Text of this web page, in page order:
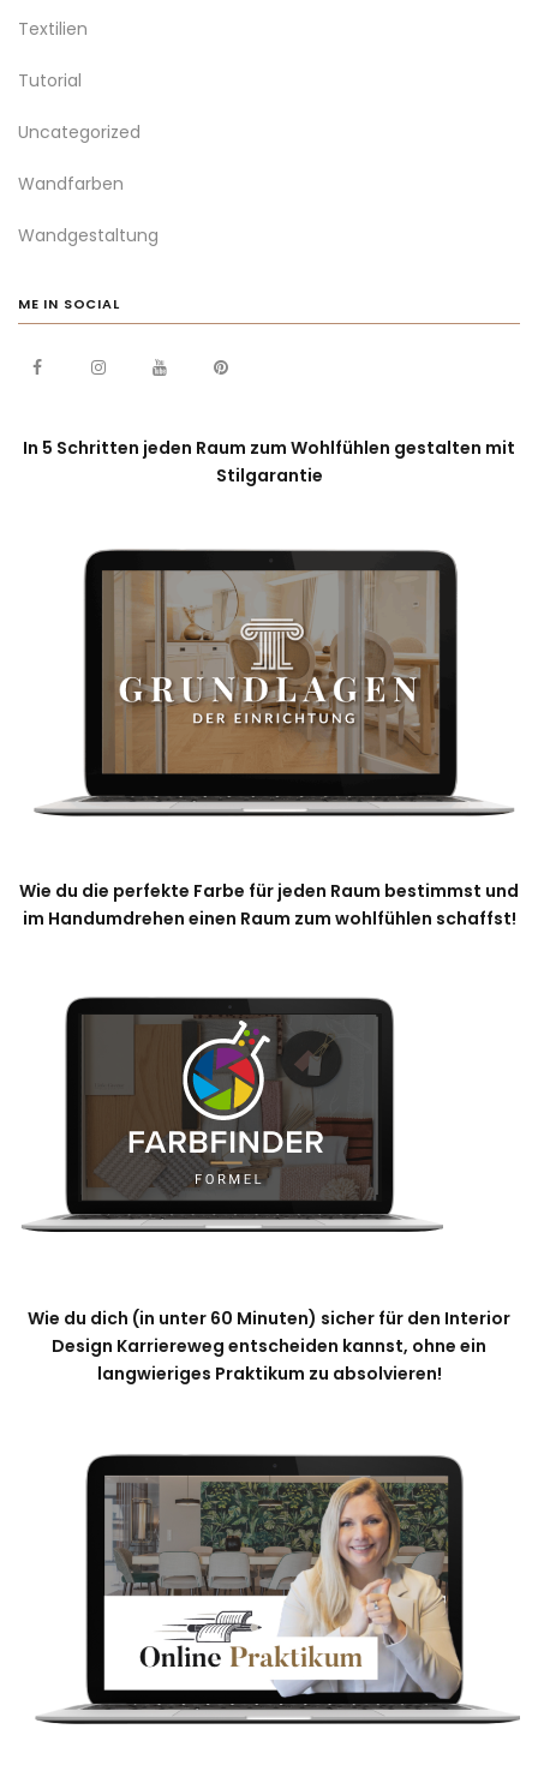
Textilien
Tutorial
Uncategorized
Wandfarben
Wandgestaltung
ME IN SOCIAL
In 5 Schritten jeden Raum zum Wohlfühlen gestalten mit
Stilgarantie
Wie du die perfekte Farbe für jeden Raum bestimmst und
im Handumdrehen einen Raum zum wohlfühlen schaffst!
Wie du dich (in unter 60 Minuten) sicher für den Interior
Design Karriereweg entscheiden kannst, ohne ein
langwieriges Praktikum zu absolvieren!